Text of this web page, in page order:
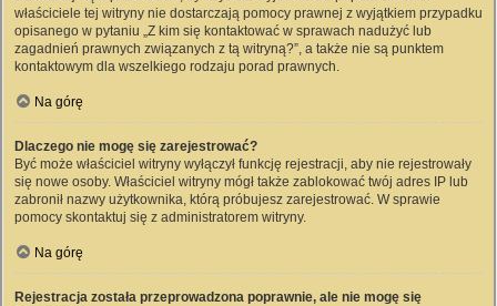
właściciele tej witryny nie dostarczają pomocy prawnej z wyjątkiem przypadku
opisanego w pytaniu „Z kim się kontaktować w sprawach nadużyć lub
zagadnień prawnych związanych z tą witryną?”, a także nie są punktem
kontaktowym dla wszelkiego rodzaju porad prawnych.
Na górę
Dlaczego nie mogę się zarejestrować?
Być może właściciel witryny wyłączył funkcję rejestracji, aby nie rejestrowały
się nowe osoby. Właściciel witryny mógł także zablokować twój adres IP lub
zabronił nazwy użytkownika, którą próbujesz zarejestrować. W sprawie
pomocy skontaktuj się z administratorem witryny.
Na górę
Rejestracja została przeprowadzona poprawnie, ale nie mogę się